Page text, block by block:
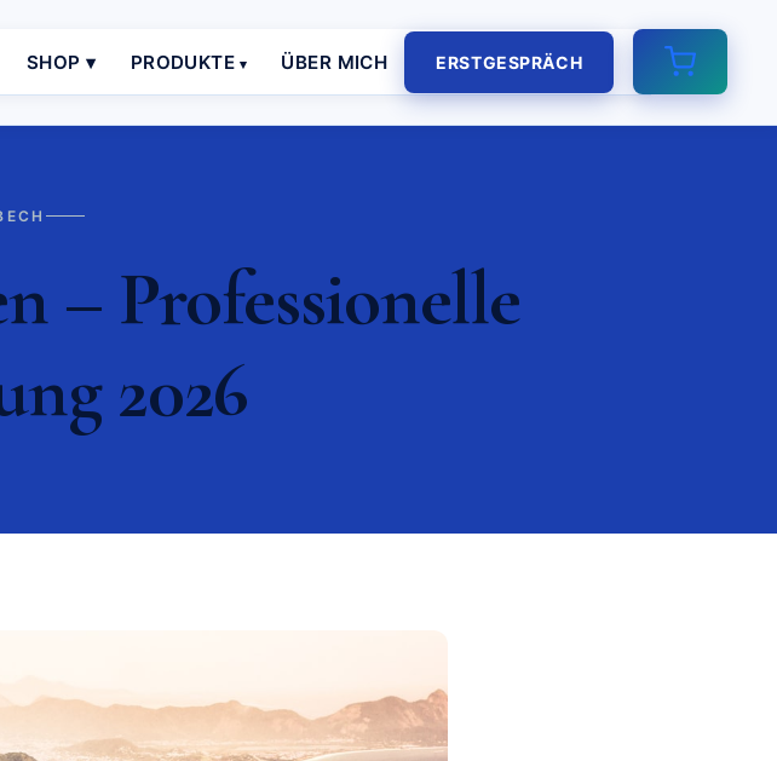
SHOP ▾ PRODUKTE ÜBER MICH ERSTGESPRÄCH
– Professionelle
2026